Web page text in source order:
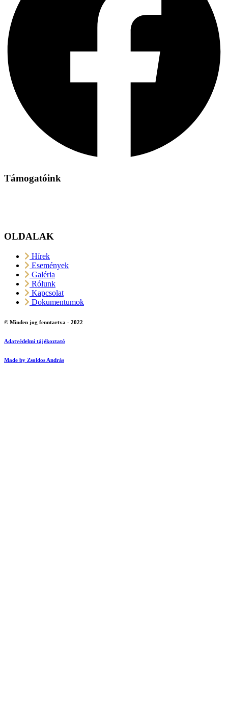
Támogatóink
OLDALAK
Hírek
Események
Galéria
Rólunk
Kapcsolat
Dokumentumok
© Minden jog fenntartva - 2022
Adatvédelmi tájékoztató
Made by Zsoldos András